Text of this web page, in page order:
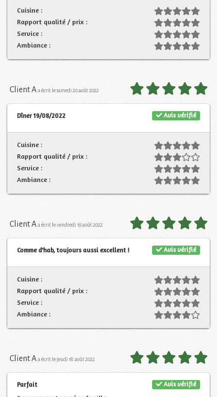
Cuisine :
Rapport qualité / prix :
Service :
Ambiance :
Client A a écrit le samedi 20 août 2022
Avis vérifié
Dîner 19/08/2022
Cuisine :
Rapport qualité / prix :
Service :
Ambiance :
Client A a écrit le vendredi 19 août 2022
Avis vérifié
Comme d'hab, toujours aussi excellent !
Cuisine :
Rapport qualité / prix :
Service :
Ambiance :
Client A a écrit le jeudi 18 août 2022
Avis vérifié
Parfait